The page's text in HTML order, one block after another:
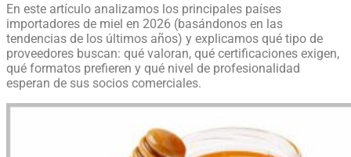
En este artículo analizamos los principales países
importadores de miel en 2026 (basándonos en las
tendencias de los últimos años) y explicamos qué tipo de
proveedores buscan: qué valoran, qué certificaciones exigen,
qué formatos prefieren y qué nivel de profesionalidad
esperan de sus socios comerciales.